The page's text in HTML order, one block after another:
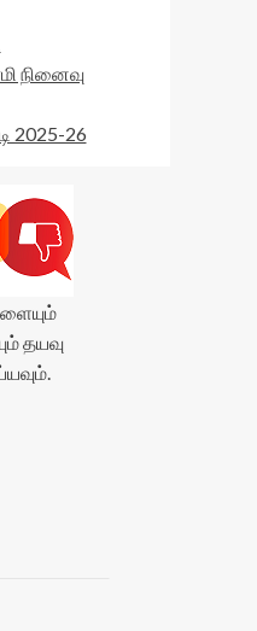
நினைவு
2025-26
தயவு